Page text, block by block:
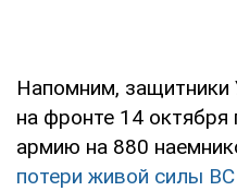
Напомним,
на фронте 14
армию на 880
потери живой силы